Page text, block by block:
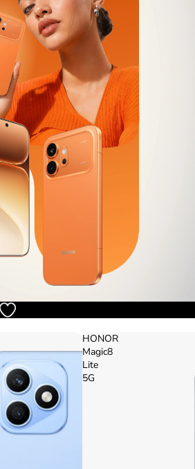
HONOR
Magic8
Lite
5G